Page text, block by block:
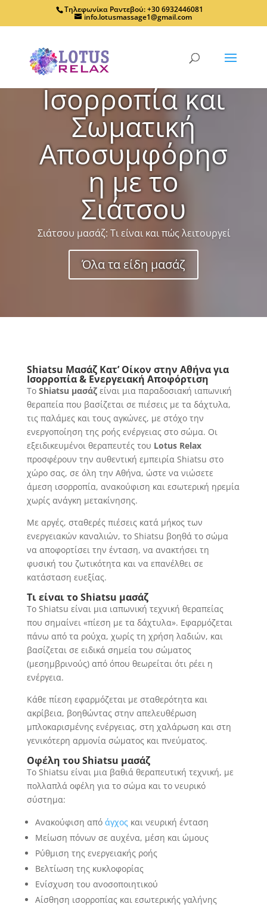
Τηλεφωνίκα Ραντεβού: +30 6932446081
info.lotusmassage1@gmail.com
Ισορροπία και
Σωματική
Αποσυμφόρησ
η με το
Σιάτσου
Σιάτσου μασάζ: Τι είναι και πώς λειτουργεί
Όλα τα είδη μασάζ
Shiatsu Μασάζ Κατ’ Οίκον στην Αθήνα για
Ισορροπία & Ενεργειακή Αποφόρτιση
Το Shiatsu μασάζείναι μια παραδοσιακή ιαπωνική
θεραπεία που βασίζεται σε πιέσεις με τα δάχτυλα,
τις παλάμες και τους αγκώνες, με στόχο την
ενεργοποίηση της ροής ενέργειας στο σώμα. Οι
εξειδικευμένοι θεραπευτές του Lotus Relax
προσφέρουν την αυθεντική εμπειρία Shiatsu στο
χώρο σας, σε όλη την Αθήνα, ώστε να νιώσετε
άμεση ισορροπία, ανακούφιση και εσωτερική ηρεμία
χωρίς ανάγκη μετακίνησης.
Με αργές, σταθερές πιέσεις κατά μήκος των
ενεργειακών καναλιών, το Shiatsu βοηθά το σώμα
να αποφορτίσει την ένταση, να ανακτήσει τη
φυσική του ζωτικότητα και να επανέλθει σε
κατάσταση ευεξίας.
Τι είναι τοShiatsu μασάζ
Το Shiatsu είναι μια ιαπωνική τεχνική θεραπείας
που σημαίνει «πίεση με τα δάχτυλα». Εφαρμόζεται
πάνω από τα ρούχα, χωρίς τη χρήση λαδιών, και
βασίζεται σε ειδικά σημεία του σώματος
(μεσημβρινούς) από όπου θεωρείται ότι ρέει η
ενέργεια.
Κάθε πίεση εφαρμόζεται με σταθερότητα και
ακρίβεια, βοηθώντας στην απελευθέρωση
μπλοκαρισμένης ενέργειας, στη χαλάρωση και στη
γενικότερη αρμονία σώματος και πνεύματος.
Οφέλη τουShiatsu μασάζ
Το Shiatsu είναι μια βαθιά θεραπευτική τεχνική, με
πολλαπλά οφέλη για το σώμα και το νευρικό
σύστημα:
Ανακούφιση από άγχοςκαι νευρική ένταση
Μείωση πόνων σε αυχένα, μέση και ώμους
Ρύθμιση της ενεργειακής ροής
Βελτίωση της κυκλοφορίας
Ενίσχυση του ανοσοποιητικού
Αίσθηση ισορροπίας και εσωτερικής γαλήνης